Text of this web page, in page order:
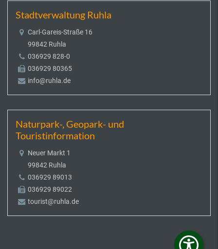
Stadtverwaltung Ruhla
Carl-Gareis-Straße 16
99842 Ruhla
036929 828-0
036929 80365
info@ruhla.de
Naturpark-, Geopark- und
Touristinformation
Neuer Markt 1
99842 Ruhla
036929 89013
036929 89022
tourist@ruhla.de